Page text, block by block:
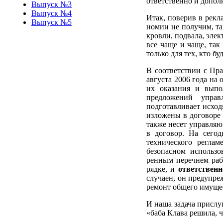
Выпуск №3
Выпуск №4
Выпуск №5
Итак, поверив в
номии не получим,
кровли, подвала,
все чаще и чаще, так
только для тех, кто
В соответствии с
августа 2006 года
их оказания и
предложений
подготавливает
изложены в договоре
также несет
в договор. На
технического
безопасном
ренным перечнем
рядке, и
случаен, он
ремонт общего
И наша задача
«баба Клава решила,